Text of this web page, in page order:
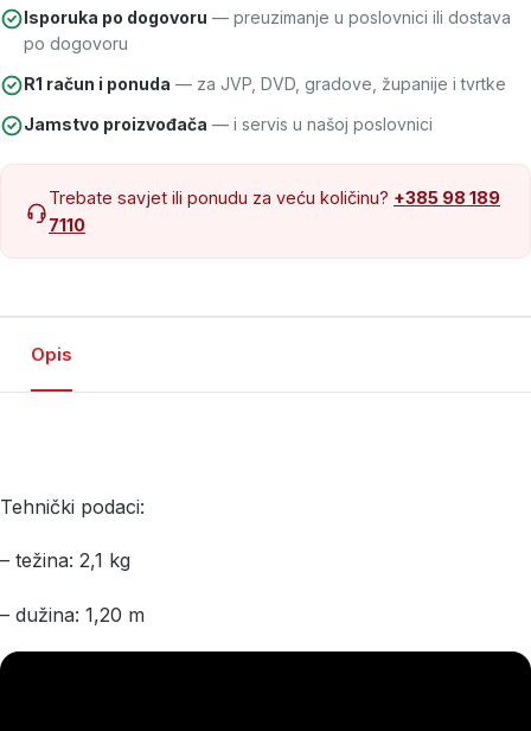
Isporuka po dogovoru — preuzimanje u poslovnici ili dostava
po dogovoru
R1 račun i ponuda — za JVP, DVD, gradove, županije i tvrtke
Jamstvo proizvođača — i servis u našoj poslovnici
Trebate savjet ili ponudu za veću količinu? +385 98 189
7110
Opis
Tehnički podaci:
– težina: 2,1 kg
– dužina: 1,20 m